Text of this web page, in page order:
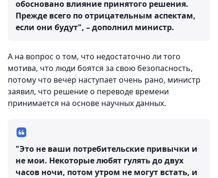
обосновано влияние принятого решения.
Прежде всего по отрицательным аспектам,
если они будут", – дополнил министр.
А на вопрос о том, что недостаточно ли того
мотива, что люди боятся за свою безопасность,
потому что вечер наступает очень рано, министр
заявил, что решение о переводе времени
принимается на основе научных данных.
"Это не ваши потребительские привычки и
не мои. Некоторые любят гулять до двух
часов ночи, потом утром не могут встать, и